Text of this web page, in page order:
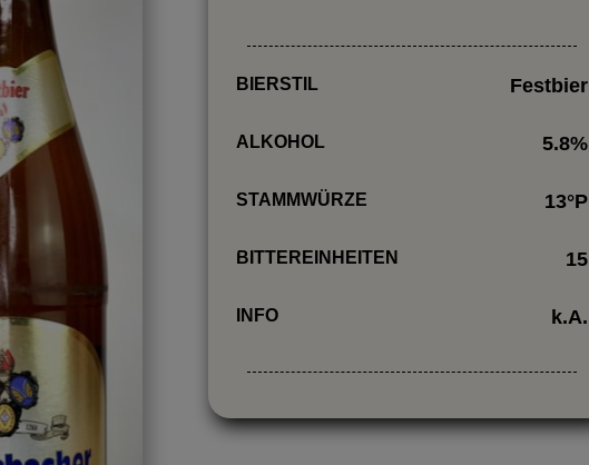
BIERSTIL Festbier
ALKOHOL 5.8%
STAMMWÜRZE 13°P
BITTEREINHEITEN 15
INFO k.A.